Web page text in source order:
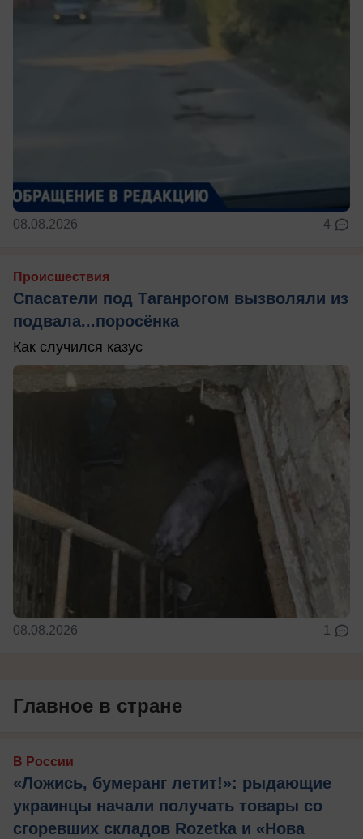
08.08.2026 4
Происшествия
Спасатели под Таганрогом вызволяли из
подвала...поросёнка
Как случился казус
08.08.2026 1
Главное в стране
В России
«Ложись, бумеранг летит!»: рыдающие
украинцы начали получать товары со
сгоревших складов Rozetka и «Нова